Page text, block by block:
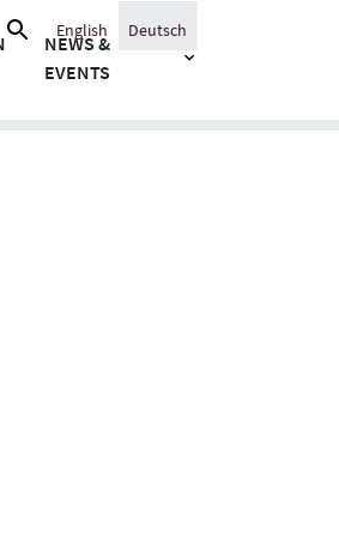
NEWS &
EVENTS
English Deutsch